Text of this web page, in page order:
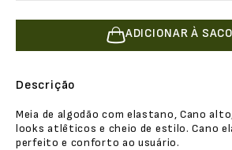
ADICIONAR À
Descrição
Meia de algodão com elastano, Cano
looks atlêticos e cheio de estilo. Cano
perfeito e conforto ao usuário.